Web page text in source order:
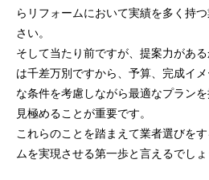
らリフォームにおいて実績を多く持
さい。
そして当たり前ですが、提案力があ
は千差万別ですから、予算、完成イ
な条件を考慮しながら最適なプラン
見極めることが重要です。
これらのことを踏まえて業者選びを
ムを実現させる第一歩と言えるでしょ